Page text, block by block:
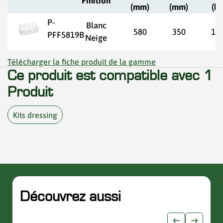
(mm) (mm)
P-
PFF5819B
Blanc
Neige
580 350
Télécharger la fiche produit de la gamme
Ce produit est compatible avec 1
Produit
Kits dressing
Découvrez aussi